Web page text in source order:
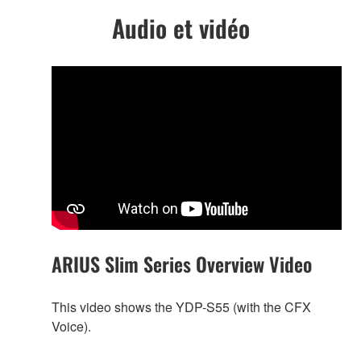
Audio et vidéo
ARIUS Slim Series Overview Video
This video shows the YDP-S55 (with the CFX
Voice).